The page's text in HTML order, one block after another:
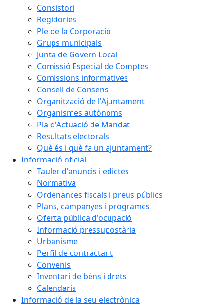
Consistori
Regidories
Ple de la Corporació
Grups municipals
Junta de Govern Local
Comissió Especial de Comptes
Comissions informatives
Consell de Consens
Organització de l'Ajuntament
Organismes autònoms
Pla d'Actuació de Mandat
Resultats electorals
Què és i què fa un ajuntament?
Informació oficial
Tauler d'anuncis i edictes
Normativa
Ordenances fiscals i preus públics
Plans, campanyes i programes
Oferta pública d'ocupació
Informació pressupostària
Urbanisme
Perfil de contractant
Convenis
Inventari de béns i drets
Calendaris
Informació de la seu electrònica